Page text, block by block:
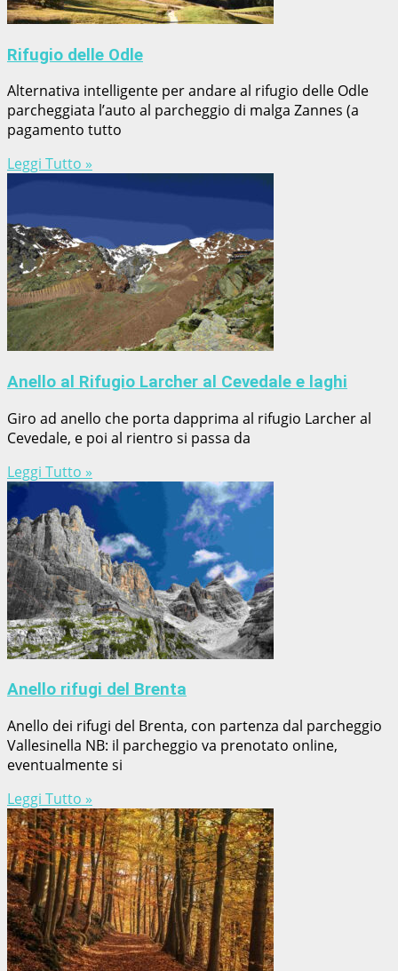
Rifugio delle Odle
Alternativa intelligente per andare al rifugio delle Odle
parcheggiata l’auto al parcheggio di malga Zannes (a
pagamento tutto
Leggi Tutto »
Anello al Rifugio Larcher al Cevedale e laghi
Giro ad anello che porta dapprima al rifugio Larcher al
Cevedale, e poi al rientro si passa da
Leggi Tutto »
Anello rifugi del Brenta
Anello dei rifugi del Brenta, con partenza dal parcheggio
Vallesinella NB: il parcheggio va prenotato online,
eventualmente si
Leggi Tutto »